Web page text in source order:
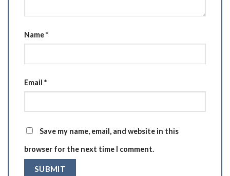
Name*
Email *
Save my name, email, and website in this
browser for the next time I comment.